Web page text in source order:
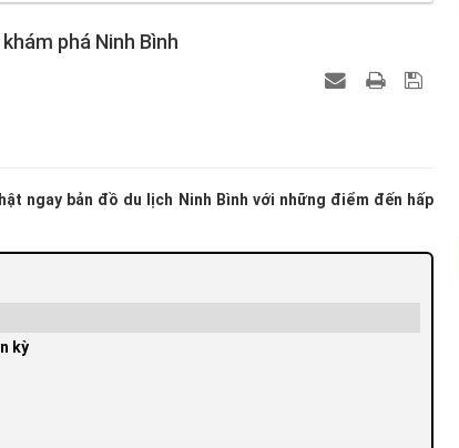
phá Ninh Bình
ngay bản đồ du lịch Ninh Bình với những điểm đến hấp
kỳ